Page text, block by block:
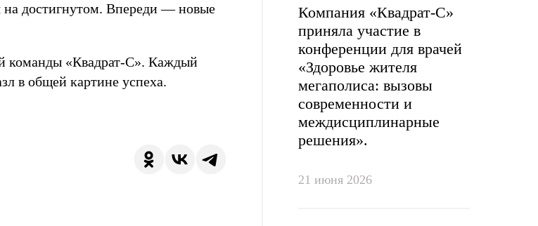
достигнутом. Впереди — новые
команды «Квадрат-С». Каждый
в общей картине успеха.
Компания «Квадрат-С»
приняла участие в
конференции для врачей
«Здоровье жителя
мегаполиса: вызовы
современности и
междисциплинарные
решения».
21 июня 2026